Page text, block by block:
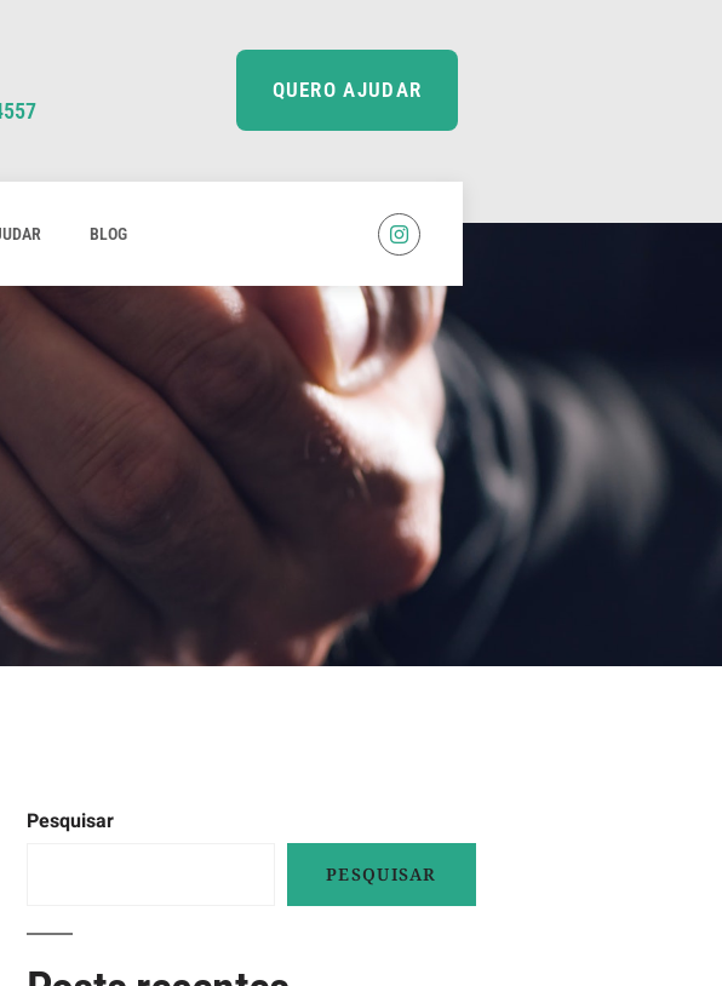
QUERO AJUDAR
BLOG
Pesquisar
PESQUISAR